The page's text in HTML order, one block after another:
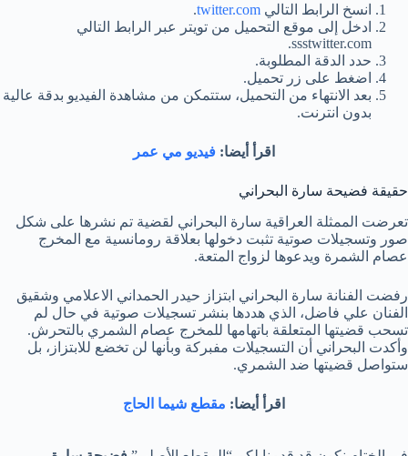
انسخ الرابط التالي twitter.com
.
ادخل إلى موقع التحميل من تويتر عبر الرابط التالي
ssstwitter.com.
حدد الدقة المطلوبة.
اضغط على زر تحميل.
بعد الانتهاء من التحميل، ستتمكن من مشاهدة الفيديو بدقة عالية
بدون انترنت.
اقرأ أيضا: فيديو مي عمر
حقيقة فضيحة سارة البحراني
تعرضت الممثلة العراقية سارة البحراني لقضية تم نشرها على شكل
صور وتسجيلات صوتية تثبت دخولها بعلاقة رومانسية مع المخرج
عصام الشمرة ويدعوها لزواج المتعة.
رفضت الفنانة سارة البحراني ابتزاز حيدر الحمداني الاعلامي وشقيق
الفنان علي فاضل، الذي هددها بنشر تسجيلات صوتية في حال لم
تسحب قضيتها المتعلقة باتهامها للمخرج عصام الشمري بالتحرش.
وأكدت البحراني أن التسجيلات مفبركة وبأنها لن تخضع للابتزاز، بل
ستواصل قضيتها ضد الشمري.
اقرأ أيضا: مقطع شيما الحاج